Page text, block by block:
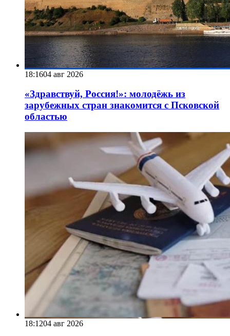
18:1604 авг 2026
«Здравствуй, Россия!»: молодёжь из
зарубежных стран знакомится с Псковской
областью
18:1204 авг 2026